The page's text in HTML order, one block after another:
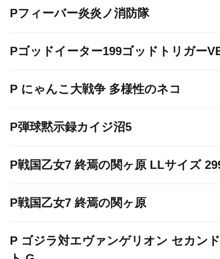
Pフィーバー炎炎ノ消防隊
Pゴッドイーター199ゴッドトリガー
P にゃんこ大戦争 多様性のネコ
P弾球黙示録カイジ沼5
P戦国乙女7 終焉の関ヶ原 LLサイズ
P戦国乙女7 終焉の関ヶ原
P ゴジラ対エヴァンゲリオン セカン